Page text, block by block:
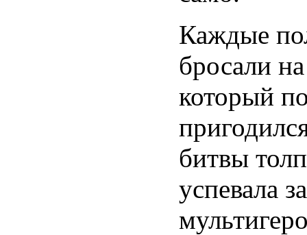
Каждые
бросали
который
битвы
успевала